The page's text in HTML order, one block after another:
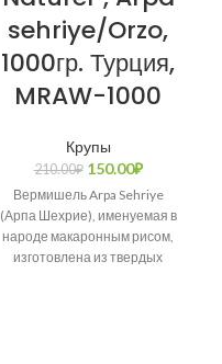
sehriye/Orzo,
1000гр. Турция,
MRAW-1000
Крупы
210.00₽ 150.00₽
Вермишель Arpa Sehriye
(Арпа Шехрие), именуемая в
народе макаронным рисом,
изготовлена из твердых